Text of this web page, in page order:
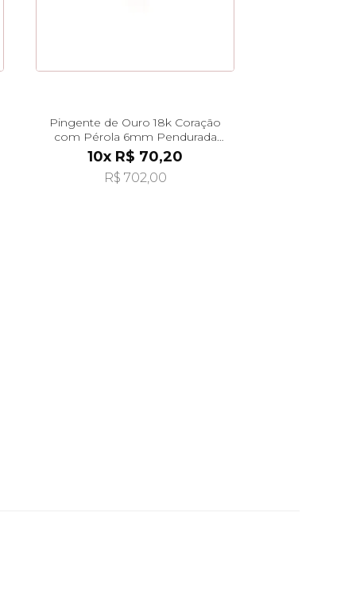
Pingente de Ouro 18k Coração
com Pérola 6mm Pendurada
pi24562
10x R$ 70,20
R$ 702,00